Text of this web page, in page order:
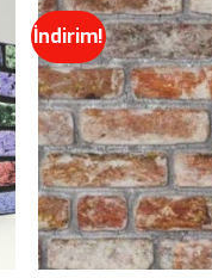
İndirim!